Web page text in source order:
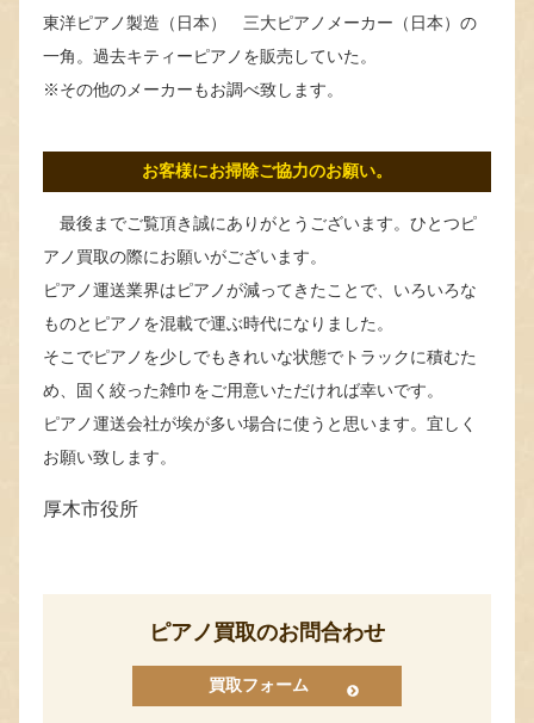
東洋ピアノ製造（日本） 三大ピアノメーカー（日本）の
一角。過去キティーピアノを販売していた。
※その他のメーカーもお調べ致します。
お客様にお掃除ご協力のお願い。
最後までご覧頂き誠にありがとうございます。ひとつピ
アノ買取の際にお願いがございます。
ピアノ運送業界はピアノが減ってきたことで、いろいろな
ものとピアノを混載で運ぶ時代になりました。
そこでピアノを少しでもきれいな状態でトラックに積むた
め、固く絞った雑巾をご用意いただければ幸いです。
ピアノ運送会社が埃が多い場合に使うと思います。宜しく
お願い致します。
厚木市役所
ピアノ買取のお問合わせ
買取フォーム